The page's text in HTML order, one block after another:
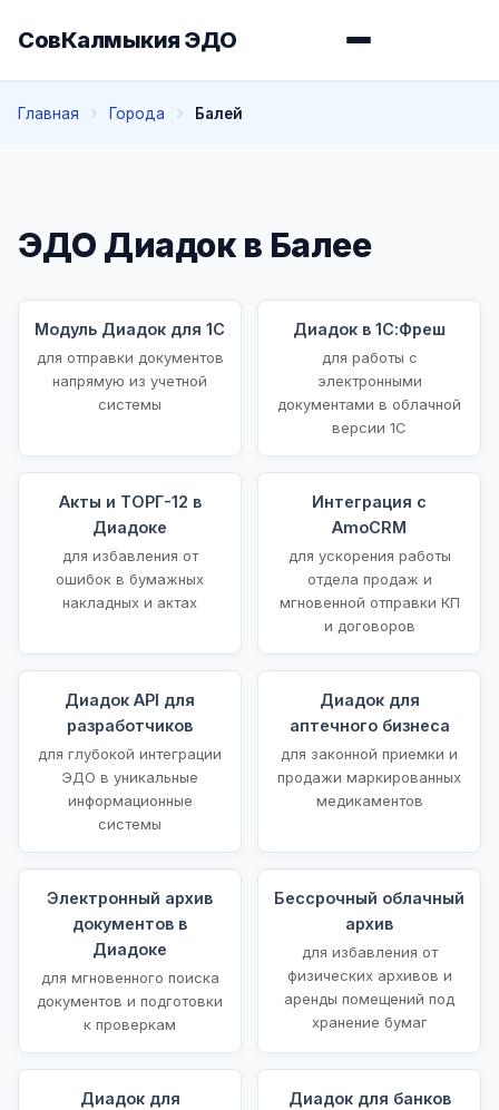
СовКалмыкия ЭДО
Главная Города Балей
ЭДО Диадок в Балее
Модуль Диадок для 1С
для отправки документов
напрямую из учетной
системы
Диадок в 1С:Фреш
для работы с
электронными
документами в облачной
версии 1С
Акты и ТОРГ-12 в
Диадоке
для избавления от
ошибок в бумажных
накладных и актах
Интеграция с
AmoCRM
для ускорения работы
отдела продаж и
мгновенной отправки КП
и договоров
Диадок API для
разработчиков
для глубокой интеграции
ЭДО в уникальные
информационные
системы
Диадок для
аптечного бизнеса
для законной приемки и
продажи маркированных
медикаментов
Электронный архив
документов в
Диадоке
для мгновенного поиска
документов и подготовки
к проверкам
Бессрочный облачный
архив
для избавления от
физических архивов и
аренды помещений под
хранение бумаг
Диадок для
Диадок для банков